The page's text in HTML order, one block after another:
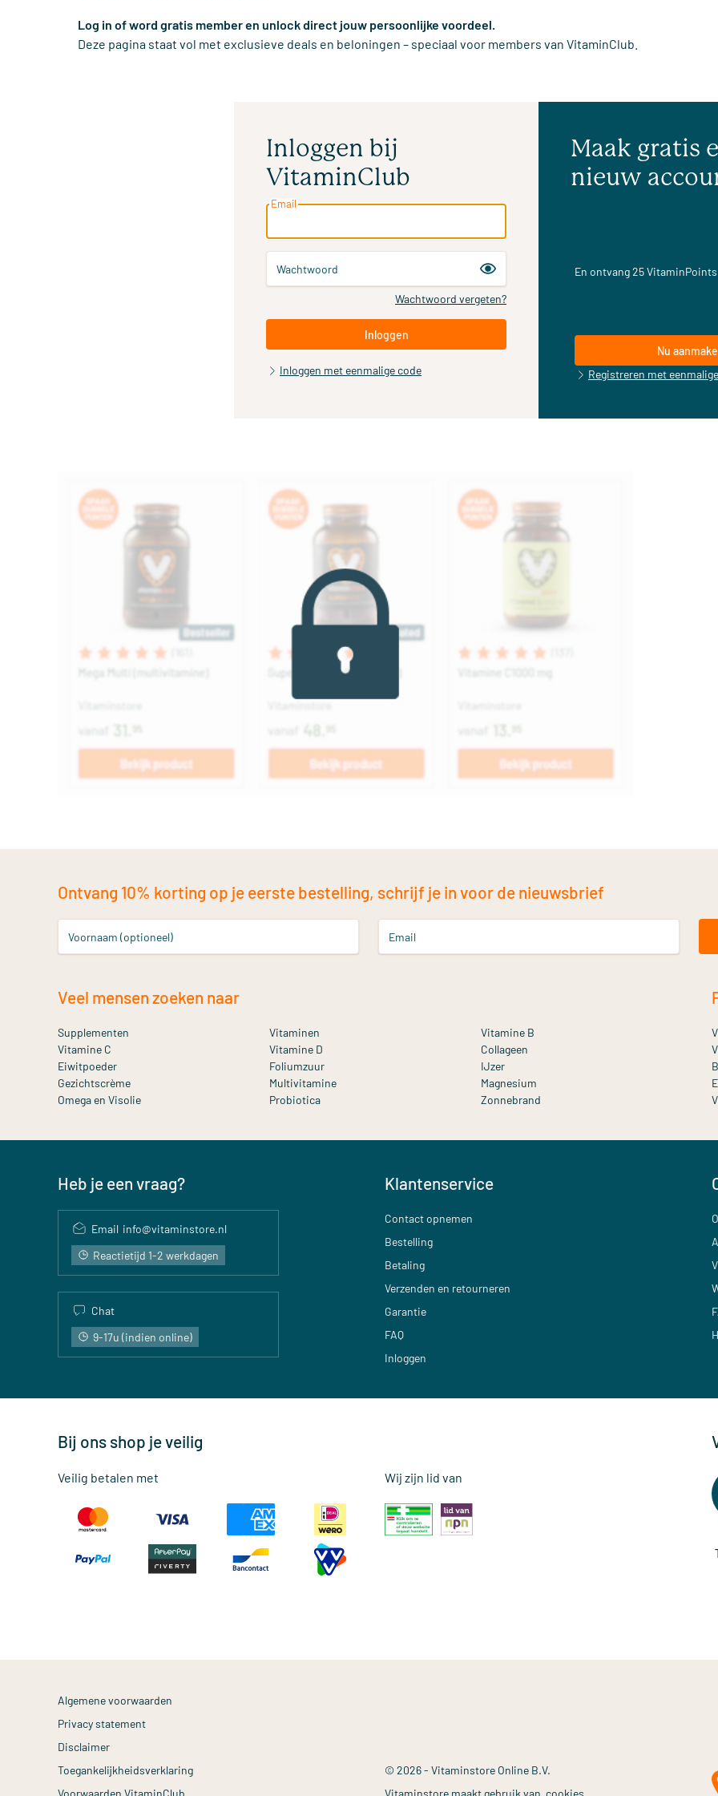
Log in of word gratis member en unlock direct jouw persoonlijke voordeel.
Deze pagina staat vol met exclusieve deals en beloningen – speciaal voor members van VitaminClub.
Inloggen bij
VitaminClub
Email
Wachtwoord
Wachtwoord vergeten?
Inloggen
Inloggen met eenmalige code
Maak gratis
nieuw
En ontvang 25 VitaminPoints
Nu
Registreren met
Ontvang 10% korting op je eerste bestelling, schrijf je in voor de nieuwsbrief
Voornaam (optioneel) Email
Veel mensen zoeken naar
Supplementen Vitaminen
Vitamine B
Vitamine C
Vitamine D
Collageen
Eiwitpoeder
Foliumzuur
IJzer
Gezichtscrème
Multivitamine
Magnesium
Omega en Visolie
Probiotica Zonnebrand
Heb je een vraag?
Email info@vitaminstore.nl
Reactietijd 1-2 werkdagen
Chat
9-17u (indien online)
Klantenservice
Contact opnemen
Bestelling
Betaling
Verzenden en retourneren
Garantie
FAQ
Inloggen
Bij ons shop je veilig
Veilig betalen met Wij zijn lid van
Algemene voorwaarden
Privacy statement
Disclaimer
Toegankelijkheidsverklaring
Voorwaarden VitaminClub
© 2026 - Vitaminstore Online B.V.
Vitaminstore maakt gebruik van cookies